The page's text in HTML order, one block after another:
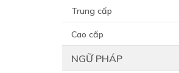
Trung cấp
Cao cấp
NGỮ PHÁP